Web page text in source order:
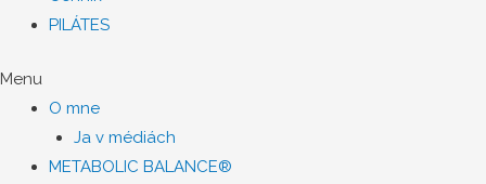
PILÁTES
Menu
O mne
Ja v médiách
METABOLIC BALANCE®